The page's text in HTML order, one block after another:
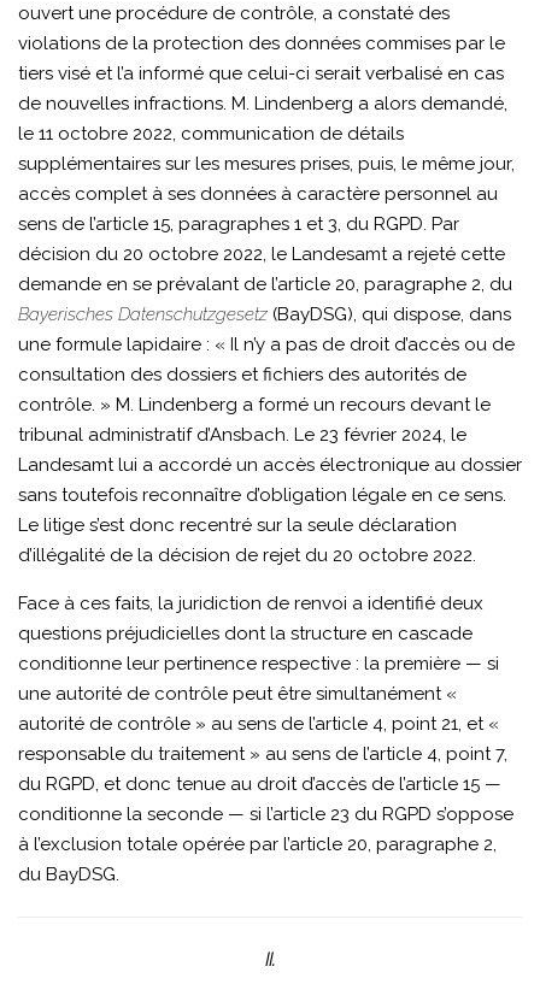
ouvert une procédure de contrôle, a constaté des
violations de la protection des données commises par le
tiers visé et l’a informé que celui-ci serait verbalisé en cas
de nouvelles infractions. M. Lindenberg a alors demandé,
le 11 octobre 2022, communication de détails
supplémentaires sur les mesures prises, puis, le même jour,
accès complet à ses données à caractère personnel au
sens de l’article 15, paragraphes 1 et 3, du RGPD. Par
décision du 20 octobre 2022, le Landesamt a rejeté cette
demande en se prévalant de l’article 20, paragraphe 2, du
Bayerisches Datenschutzgesetz (BayDSG), qui dispose, dans
une formule lapidaire : « Il n’y a pas de droit d’accès ou de
consultation des dossiers et fichiers des autorités de
contrôle. » M. Lindenberg a formé un recours devant le
tribunal administratif d’Ansbach. Le 23 février 2024, le
Landesamt lui a accordé un accès électronique au dossier
sans toutefois reconnaître d’obligation légale en ce sens.
Le litige s’est donc recentré sur la seule déclaration
d’illégalité de la décision de rejet du 20 octobre 2022.
Face à ces faits, la juridiction de renvoi a identifié deux
questions préjudicielles dont la structure en cascade
conditionne leur pertinence respective : la première — si
une autorité de contrôle peut être simultanément «
autorité de contrôle » au sens de l’article 4, point 21, et «
responsable du traitement » au sens de l’article 4, point 7,
du RGPD, et donc tenue au droit d’accès de l’article 15 —
conditionne la seconde — si l’article 23 du RGPD s’oppose
à l’exclusion totale opérée par l’article 20, paragraphe 2,
du BayDSG.
II.